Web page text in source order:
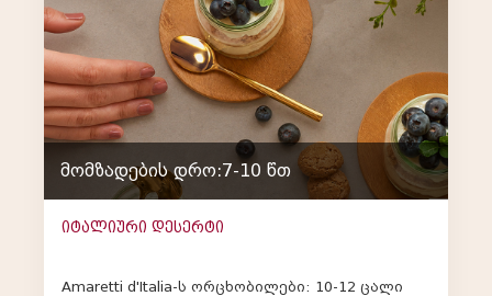
მომზადების დრო:7-10 წთ
იტალიური დესერტი
Amaretti d'Italia-ს ორცხობილები: 10-12 ცალი